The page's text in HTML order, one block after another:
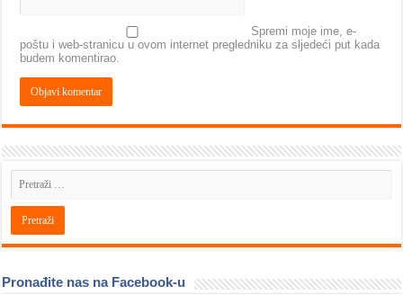
Spremi moje ime, e-
poštu i web-stranicu u ovom internet pregledniku za sljedeći put kada
budem komentirao.
Pronađite nas na Facebook-u